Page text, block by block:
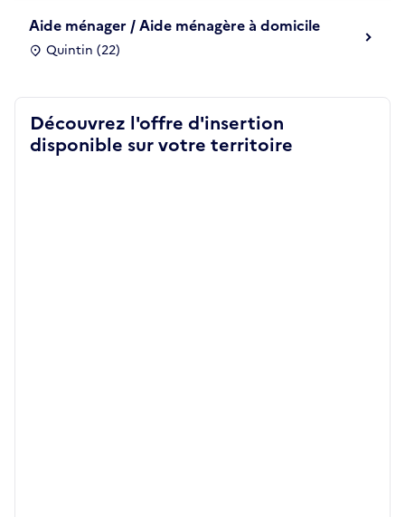
Aide ménager / Aide ménagère à domicile
Quintin (22)
Découvrez l'offre d'insertion
disponible sur votre territoire